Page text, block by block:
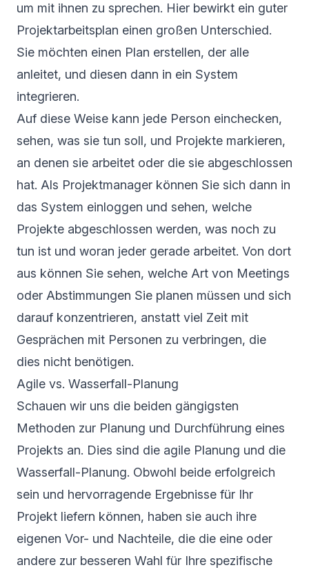
um mit ihnen zu sprechen. Hier bewirkt ein guter
Projektarbeitsplan einen großen Unterschied.
Sie möchten einen Plan erstellen, der alle
anleitet, und diesen dann in ein System
integrieren.
Auf diese Weise kann jede Person einchecken,
sehen, was sie tun soll, und Projekte markieren,
an denen sie arbeitet oder die sie abgeschlossen
hat. Als Projektmanager können Sie sich dann in
das System einloggen und sehen, welche
Projekte abgeschlossen werden, was noch zu
tun ist und woran jeder gerade arbeitet. Von dort
aus können Sie sehen, welche Art von Meetings
oder Abstimmungen Sie planen müssen und sich
darauf konzentrieren, anstatt viel Zeit mit
Gesprächen mit Personen zu verbringen, die
dies nicht benötigen.
Agile vs. Wasserfall-Planung
Schauen wir uns die beiden gängigsten
Methoden zur Planung und Durchführung eines
Projekts an. Dies sind die agile Planung und die
Wasserfall-Planung. Obwohl beide erfolgreich
sein und hervorragende Ergebnisse für Ihr
Projekt liefern können, haben sie auch ihre
eigenen Vor- und Nachteile, die die eine oder
andere zur besseren Wahl für Ihre spezifische